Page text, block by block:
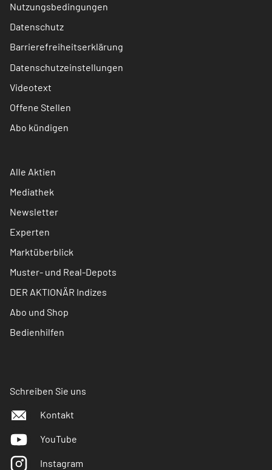
Nutzungsbedingungen
Datenschutz
Barrierefreiheitserklärung
Datenschutzeinstellungen
Videotext
Offene Stellen
Abo kündigen
Alle Aktien
Mediathek
Newsletter
Experten
Marktüberblick
Muster- und Real-Depots
DER AKTIONÄR Indizes
Abo und Shop
Bedienhilfen
Schreiben Sie uns
Kontakt
YouTube
Instagram